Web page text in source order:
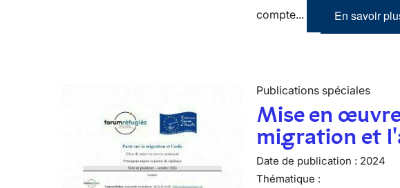
compte... En savoir
Publications spéciales
Mise en
migration et
Date de publication : 2024
Thématique :